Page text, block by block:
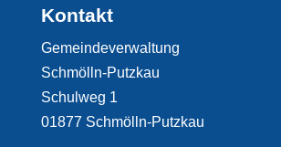
Kontakt
Gemeindeverwaltung
Schmölln-Putzkau
Schulweg 1
01877 Schmölln-Putzkau